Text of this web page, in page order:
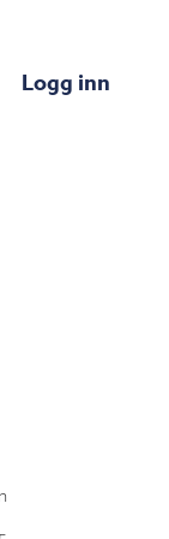
Logg inn